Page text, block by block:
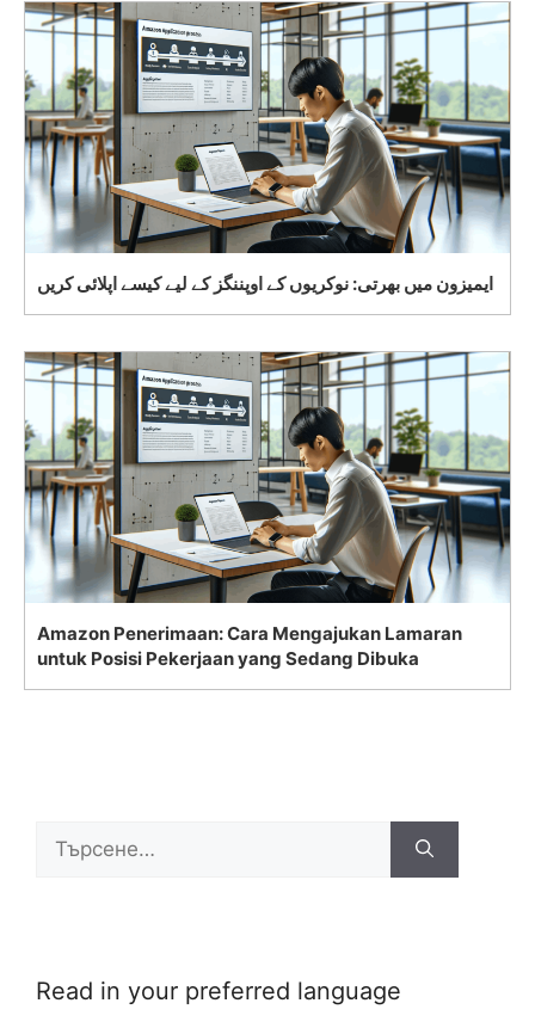
ایمیزون میں بھرتی: نوکریوں کے اوپننگز کے لیے کیسے اپلائی کریں
Amazon Penerimaan: Cara Mengajukan Lamaran
untuk Posisi Pekerjaan yang Sedang Dibuka
Search
Read in your preferred language